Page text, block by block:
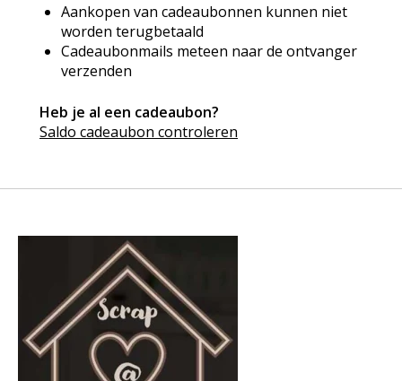
Aankopen van cadeaubonnen kunnen niet
worden terugbetaald
Cadeaubonmails meteen naar de ontvanger
verzenden
Heb je al een cadeaubon?
Saldo cadeaubon controleren